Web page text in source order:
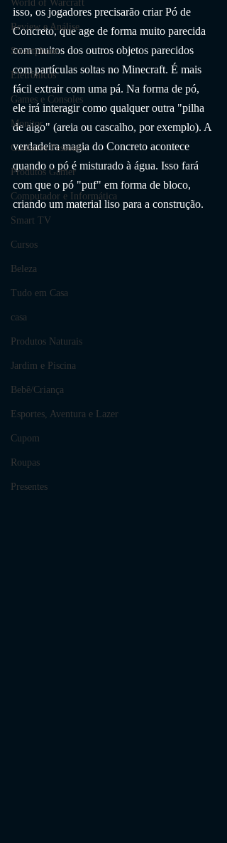
World of Warcraft
Review e Análise
Smartphone
Eletrônicos
Games e Consoles
Monitor
Cuidados Pessoais
Produtos Gamer
Computador e Informática
Smart TV
Cursos
Beleza
Tudo em Casa
casa
Produtos Naturais
Jardim e Piscina
Bebê/Criança
Esportes, Aventura e Lazer
Cupom
Roupas
Presentes
isso, os jogadores precisarão criar Pó de
Concreto, que age de forma muito parecida
com muitos dos outros objetos parecidos
com partículas soltas no Minecraft. É mais
fácil extrair com uma pá. Na forma de pó,
ele irá interagir como qualquer outra "pilha
de algo" (areia ou cascalho, por exemplo). A
verdadeira magia do Concreto acontece
quando o pó é misturado à água. Isso fará
com que o pó "puf" em forma de bloco,
criando um material liso para a construção.